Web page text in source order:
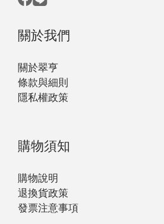
關於我們
關於翠亨
條款與細則
隱私權政策
購物須知
購物說明
退換貨政策
發票注意事項